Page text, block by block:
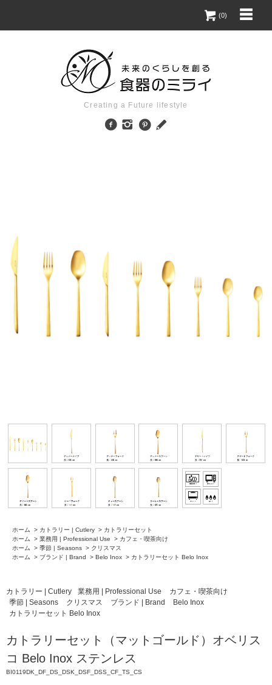
(0)
Creating a Future lifestyle
ホーム > カトラリー | Cutlery > カトラリーセット
ホーム
> 業務用 | Professional Use > カフェ・喫茶向け
ホーム
> 季節 | Seasons > クリスマス
ホーム
> ブランド | Brand > Belo Inox > カトラリーセット Belo Inox
カトラリー | Cutlery 業務用 | Professional Use
カフェ・喫茶向け
季節 | Seasons
クリスマス ブランド | Brand
Belo Inox
カトラリーセット Belo Inox
カトラリーセット（マットゴールド）オベリス
コ Belo Inox ステンレス
BI0119DK_DF_DS_DSK_DSF_DSS_CF_TS_CS